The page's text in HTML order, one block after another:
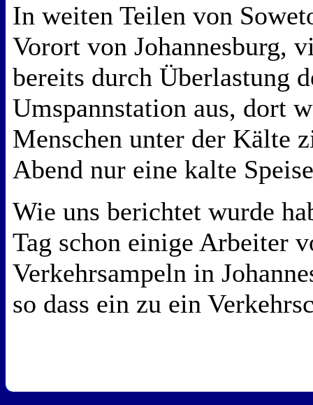
In weiten Teilen von
Vorort von Johannesburg,
bereits durch Überlastung
Umspannstation aus, dort
Menschen unter der Kälte
Abend nur eine kalte
Wie uns berichtet wurde
Tag schon einige Arbeiter
Verkehrsampeln in
so dass ein zu ein